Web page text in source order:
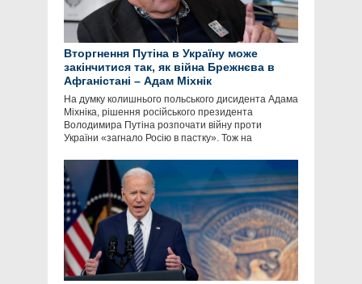
Вторгнення Путіна в Україну може
закінчитися так, як війна Брежнєва в
Афганістані – Адам Міхнік
На думку колишнього польського дисидента Адама
Міхніка, рішення російського президента
Володимира Путіна розпочати війну проти
України «загнало Росію в пастку». Тож на